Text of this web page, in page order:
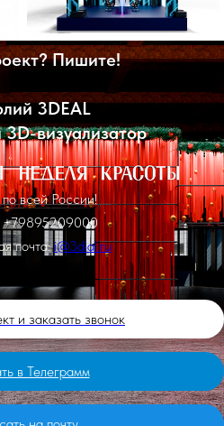
Пишите!
3DEAL
3D-визуализатор
всей России!
+79895209000
почта:i@3dial.ru
и заказать звонок
в Телеграмм